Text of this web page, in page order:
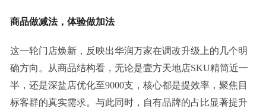
商品做减法，体验做加法
这一轮门店焕新，反映出华润万家在调改升级上的几个明
确方向。从商品结构看，无论是壹方天地店SKU精简近一
半，还是深盐店优化至9000支，核心都是提效率，聚焦目
标客群的真实需求。与此同时，自有品牌的占比显著提升